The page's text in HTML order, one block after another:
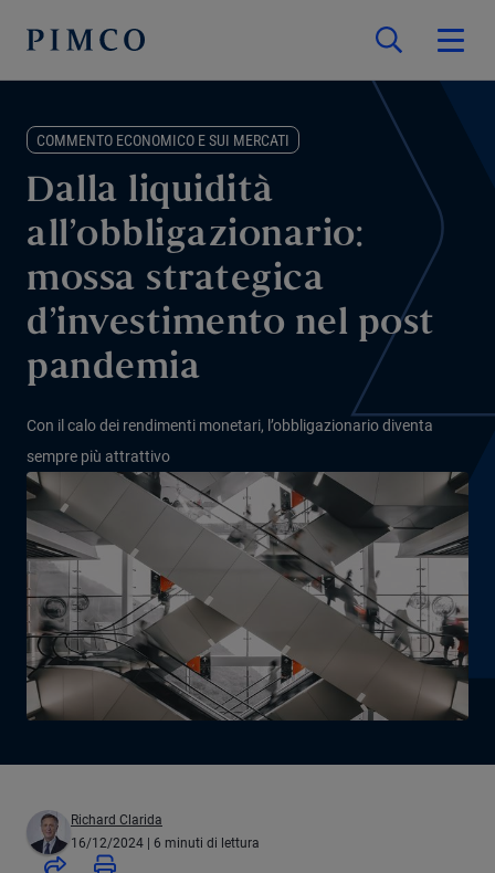
COMMENTO ECONOMICO E SUI MERCATI
Dalla liquidità
all’obbligazionario:
mossa strategica
d’investimento nel post
pandemia
Con il calo dei rendimenti monetari, l’obbligazionario diventa
sempre più attrattivo
Richard Clarida
16/12/2024 | 6 minuti di lettura